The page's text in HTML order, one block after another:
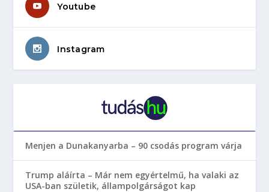
Youtube
Instagram
Menjen a Dunakanyarba – 90 csodás program várja
Trump aláírta – Már nem egyértelmű, ha valaki az
USA-ban születik, állampolgárságot kap